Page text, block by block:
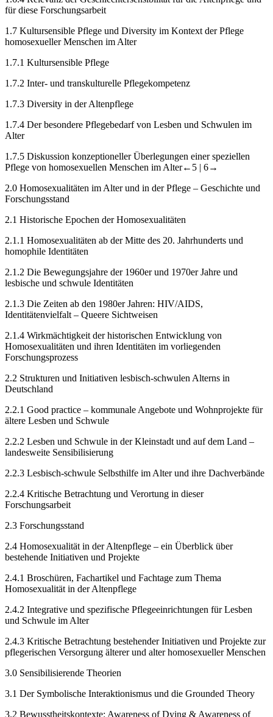
für diese Forschungsarbeit
1.7 Kultursensible Pflege und Diversity im Kontext der Pflege
homosexueller Menschen im Alter
1.7.1 Kultursensible Pflege
1.7.2 Inter- und transkulturelle Pflegekompetenz
1.7.3 Diversity in der Altenpflege
1.7.4 Der besondere Pflegebedarf von Lesben und Schwulen im
Alter
1.7.5 Diskussion konzeptioneller Überlegungen einer speziellen
Pflege von homosexuellen Menschen im Alter←5 | 6→
2.0 Homosexualitäten im Alter und in der Pflege – Geschichte und
Forschungsstand
2.1 Historische Epochen der Homosexualitäten
2.1.1 Homosexualitäten ab der Mitte des 20. Jahrhunderts und
homophile Identitäten
2.1.2 Die Bewegungsjahre der 1960er und 1970er Jahre und
lesbische und schwule Identitäten
2.1.3 Die Zeiten ab den 1980er Jahren: HIV/AIDS,
Identitätenvielfalt – Queere Sichtweisen
2.1.4 Wirkmächtigkeit der historischen Entwicklung von
Homosexualitäten und ihren Identitäten im vorliegenden
Forschungsprozess
2.2 Strukturen und Initiativen lesbisch-schwulen Alterns in
Deutschland
2.2.1 Good practice – kommunale Angebote und Wohnprojekte für
ältere Lesben und Schwule
2.2.2 Lesben und Schwule in der Kleinstadt und auf dem Land –
landesweite Sensibilisierung
2.2.3 Lesbisch-schwule Selbsthilfe im Alter und ihre Dachverbände
2.2.4 Kritische Betrachtung und Verortung in dieser
Forschungsarbeit
2.3 Forschungsstand
2.4 Homosexualität in der Altenpflege – ein Überblick über
bestehende Initiativen und Projekte
2.4.1 Broschüren, Fachartikel und Fachtage zum Thema
Homosexualität in der Altenpflege
2.4.2 Integrative und spezifische Pflegeeinrichtungen für Lesben
und Schwule im Alter
2.4.3 Kritische Betrachtung bestehender Initiativen und Projekte zur
pflegerischen Versorgung älterer und alter homosexueller Menschen
3.0 Sensibilisierende Theorien
3.1 Der Symbolische Interaktionismus und die Grounded Theory
3.2 Bewusstheitskontexte: Awareness of Dying & Awareness of